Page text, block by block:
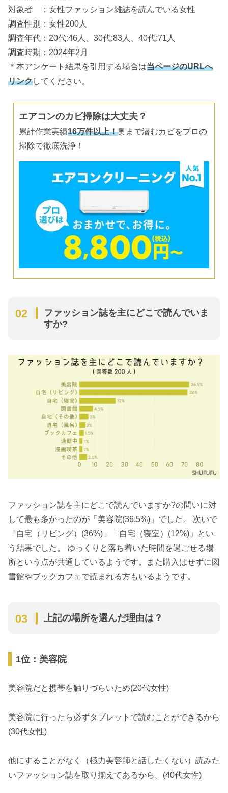
対象者 ：女性ファッション雑誌を読んでいる女性
調査性別：女性200人
調査年代：20代:46人、30代:83人、40代:71人
調査時期：2024年2月
＊本アンケート結果を引用する場合は当ページのURLへ
リンクしてください。
エアコンのカビ掃除は大丈夫？
累計作業実績16万件以上！奥まで潜むカビをプロの
掃除で徹底洗浄！
ファッション誌を主にどこで読んでいま
すか?
ファッション誌を主にどこで読んでいますか?の問いに対
して最も多かったのが「美容院(36.5%)」でした。 次いで
「自宅（リビング）(36%)」「自宅（寝室）(12%)」とい
う結果でした。 ゆっくりと落ち着いた時間を過ごせる場
所という点が共通しているようです。また購入はせずに図
書館やブックカフェで読まれる方もいるようです。
上記の場所を選んだ理由は？
1位：美容院
美容院だと携帯を触りづらいため(20代女性)
美容院に行ったら必ずタブレットで読むことができるから
(30代女性)
他にすることがなく（極力美容師と話したくない）読みた
いファッション誌を取り揃えてあるから。(40代女性)